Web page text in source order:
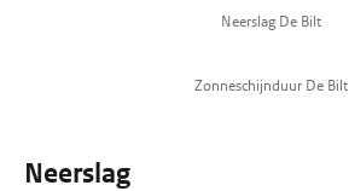
Neerslag De Bilt
Zonneschijnduur De Bilt
Neerslag